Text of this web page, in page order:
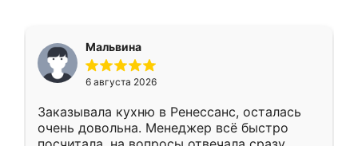
Мальвина
6 августа 2026
Заказывала кухню в Ренессанс, осталась
очень довольна. Менеджер всё быстро